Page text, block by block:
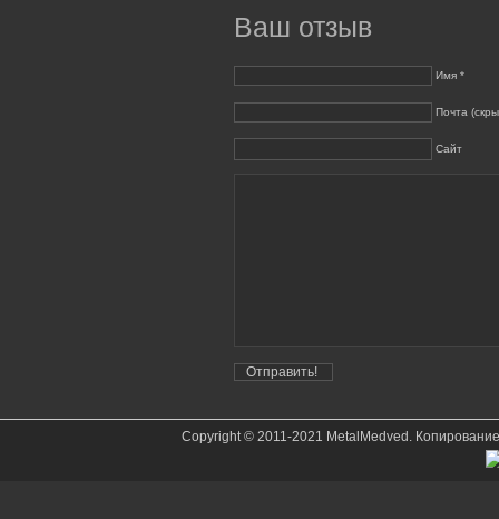
Ваш отзыв
Имя *
Почта
Сайт
Copyright © 2011-2021 MetalMedved.